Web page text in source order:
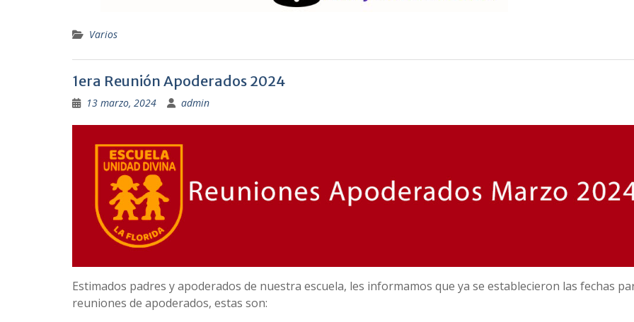
Varios
1era Reunión Apoderados 2024
13 marzo, 2024 admin
Estimados padres y apoderados de nuestra escuela, les informamos que ya se establecieron las fechas
reuniones de apoderados, estas son: